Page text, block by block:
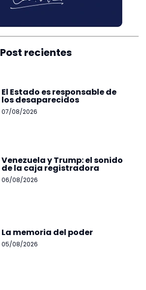
Post recientes
El Estado es responsable de
los desaparecidos
07/08/2026
Venezuela y Trump: el sonido
de la caja registradora
06/08/2026
La memoria del poder
05/08/2026